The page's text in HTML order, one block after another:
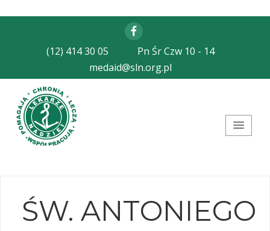
Facebook
(12) 414 30 05
Pn Śr Czw 10 - 14
medaid@sln.org.pl
ŚW. ANTONIEGO